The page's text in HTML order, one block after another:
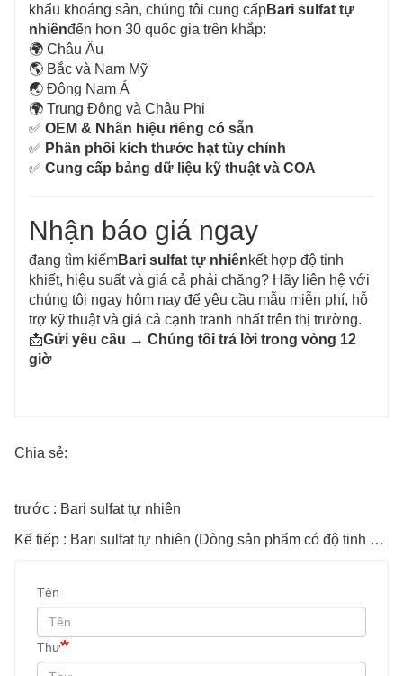
khẩu khoáng sản, chúng tôi cung cấpBari sulfat tự
nhiênđến hơn 30 quốc gia trên khắp:
🌍 Châu Âu
🌎 Bắc và Nam Mỹ
🌏 Đông Nam Á
🌍 Trung Đông và Châu Phi
✅ OEM & Nhãn hiệu riêng có sẵn
✅ Phân phối kích thước hạt tùy chỉnh
✅ Cung cấp bảng dữ liệu kỹ thuật và COA
Nhận báo giá ngay
đang tìm kiếmBari sulfat tự nhiênkết hợp độ tinh
khiết, hiệu suất và giá cả phải chăng? Hãy liên hệ với
chúng tôi ngay hôm nay để yêu cầu mẫu miễn phí, hỗ
trợ kỹ thuật và giá cả cạnh tranh nhất trên thị trường.
📩Gửi yêu cầu → Chúng tôi trả lời trong vòng 12
giờ
Chia sẻ:
trước : Bari sulfat tự nhiên
Kế tiếp : Bari sulfat tự nhiên (Dòng sản phẩm có độ tinh khiết cao)
Tên
Thư